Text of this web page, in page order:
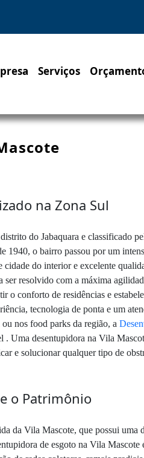
Serviços
na Zona Sul
do Jabaquara e classificado
1940, o bairro passou por um
do interior e excelente
resolvido com a máxima
o conforto de residências e
tecnologia de ponta e um
nos food parks da região, a
Uma desentupidora na Vila
e solucionar qualquer tipo de
o Patrimônio
da Vila Mascote, que possui uma
de esgoto na Vila Mascote